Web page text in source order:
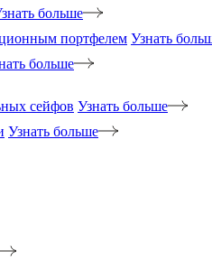
больше
портфелем Узнать
больше
сейфов Узнать больше
Узнать больше